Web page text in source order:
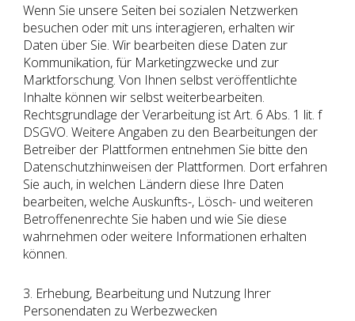
Wenn Sie unsere Seiten bei sozialen Netzwerken
besuchen oder mit uns interagieren, erhalten wir
Daten über Sie. Wir bearbeiten diese Daten zur
Kommunikation, für Marketingzwecke und zur
Marktforschung. Von Ihnen selbst veröffentlichte
Inhalte können wir selbst weiterbearbeiten.
Rechtsgrundlage der Verarbeitung ist Art. 6 Abs. 1 lit. f
DSGVO. Weitere Angaben zu den Bearbeitungen der
Betreiber der Plattformen entnehmen Sie bitte den
Datenschutzhinweisen der Plattformen. Dort erfahren
Sie auch, in welchen Ländern diese Ihre Daten
bearbeiten, welche Auskunfts-, Lösch- und weiteren
Betroffenenrechte Sie haben und wie Sie diese
wahrnehmen oder weitere Informationen erhalten
können.
3. Erhebung, Bearbeitung und Nutzung Ihrer
Personendaten zu Werbezwecken